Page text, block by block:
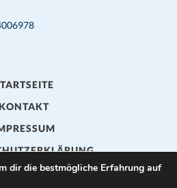
dir die bestmögliche Erfahrung auf